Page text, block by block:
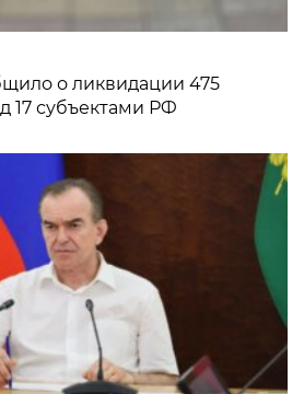
о ликвидации 475
17 субъектами РФ